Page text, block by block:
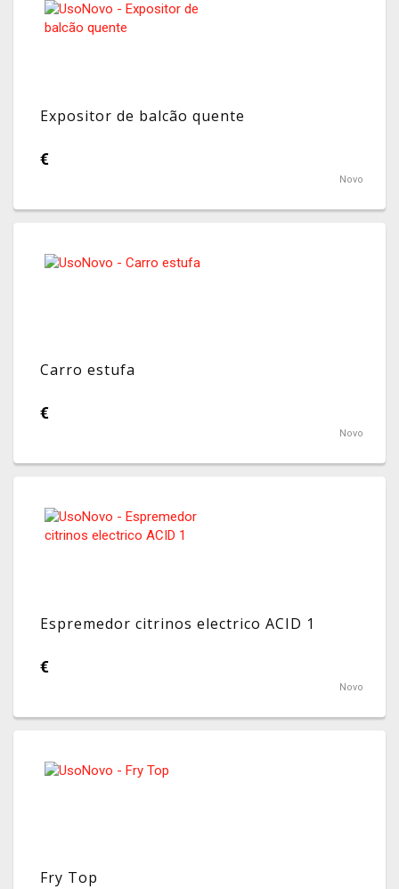
Expositor de balcão quente
€
Novo
Carro estufa
€
Novo
Espremedor citrinos electrico ACID 1
€
Novo
Fry Top